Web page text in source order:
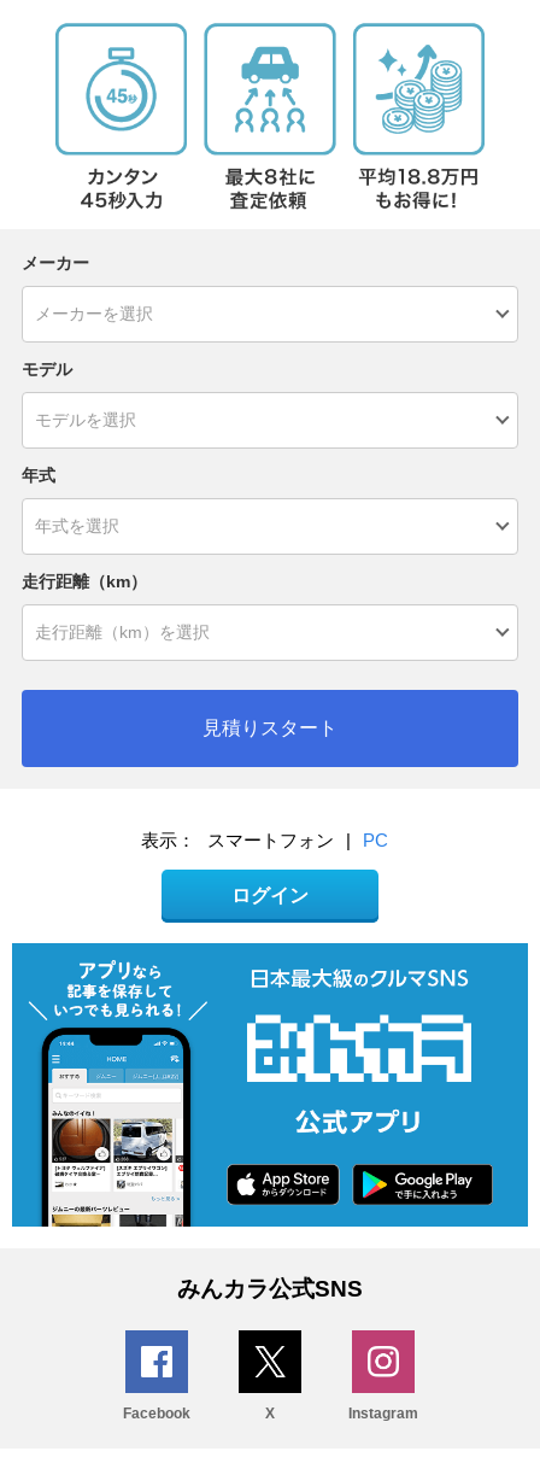
メーカー
モデル
年式
走行距離（km）
見積りスタート
表示： スマートフォン | PC
ログイン
みんカラ公式SNS
Facebook X Instagram